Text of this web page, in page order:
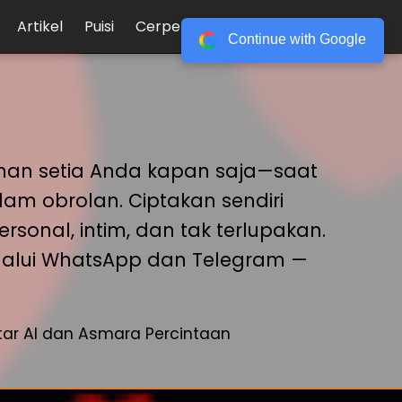
Artikel Puisi Cerpen Login
setia Anda kapan saja—saat
obrolan. Ciptakan sendiri
intim, dan tak terlupakan.
WhatsApp dan Telegram —
AI dan Asmara Percintaan
Continue with Google